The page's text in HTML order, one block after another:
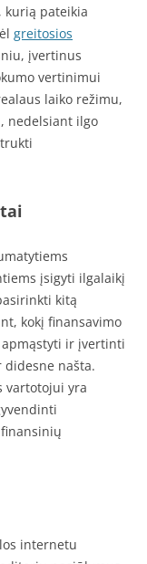
kurią pateikia
greitosios
įvertinus
vertinimui
laiko režimu,
nedelsiant ilgo
įsigyti ilgalaikį
kitą
kokį finansavimo
ir įvertinti
našta.
vartotojui yra
internetu